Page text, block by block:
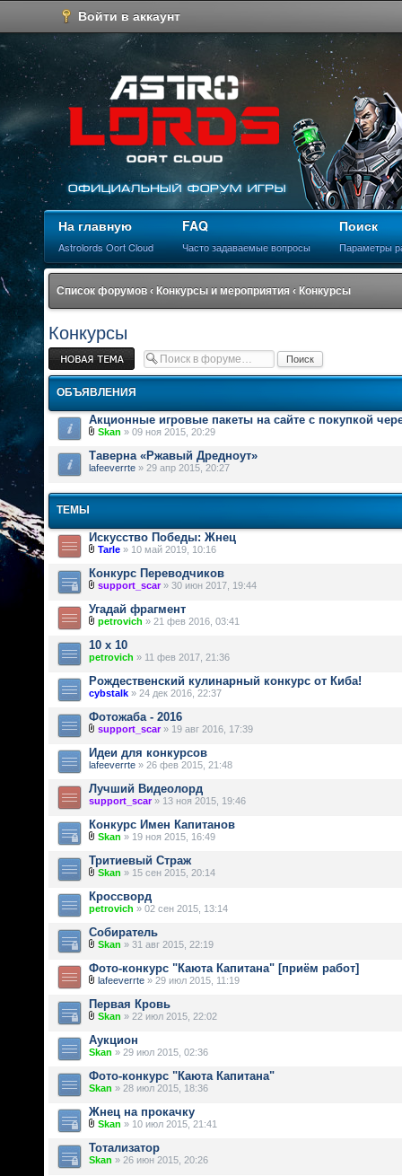
Войти в аккаунт
На главную
Astrolords Oort Cloud
FAQ
Часто задаваемые вопросы
Поиск
Параметры
Список форумов ‹ Конкурсы и мероприятия ‹ Конкурсы
Конкурсы
Новая тема
ОБЪЯВЛЕНИЯ
Акционные игровые пакеты на сайте с покупкой
Skan » 09 ноя 2015, 20:29
Таверна «Ржавый Дредноут»
lafeeverrte » 29 апр 2015, 20:27
ТЕМЫ
Искусство Победы: Жнец
Tarle » 10 май 2019, 10:16
Конкурс Переводчиков
support_scar» 30 июн 2017, 19:44
Угадай фрагмент
petrovich » 21 фев 2016, 03:41
10 х 10
petrovich » 11 фев 2017, 21:36
Рождественский кулинарный конкурс от Киба!
cybstalk » 24 дек 2016, 22:37
Фотожаба - 2016
support_scar» 19 авг 2016, 17:39
Идеи для конкурсов
lafeeverrte » 26 фев 2015, 21:48
Лучший Видеолорд
support_scar» 13 ноя 2015, 19:46
Конкурс Имен Капитанов
Skan » 19 ноя 2015, 16:49
Тритиевый Страж
Skan » 15 сен 2015, 20:14
Кроссворд
petrovich » 02 сен 2015, 13:14
Собиратель
Skan » 31 авг 2015, 22:19
Фото-конкурс "Каюта Капитана" [приём работ]
lafeeverrte » 29 июл 2015, 11:19
Первая Кровь
Skan » 22 июл 2015, 22:02
Аукцион
Skan » 29 июл 2015, 02:36
Фото-конкурс "Каюта Капитана"
Skan » 28 июл 2015, 18:36
Жнец на прокачку
Skan » 10 июл 2015, 21:41
Тотализатор
Skan » 26 июн 2015, 20:26